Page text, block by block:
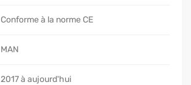
Conforme à la norme CE
MAN
2017 à aujourd'hui